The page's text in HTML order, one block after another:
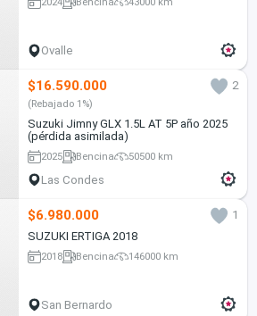
Ovalle
$16.590.000 2
(Rebajado 1%)
Suzuki Jimny GLX 1.5L AT 5P año 2025
(pérdida asimilada)
2025 Bencina 50500 km
Las Condes
$6.980.000
1
SUZUKI ERTIGA 2018
2018 Bencina 146000 km
San Bernardo